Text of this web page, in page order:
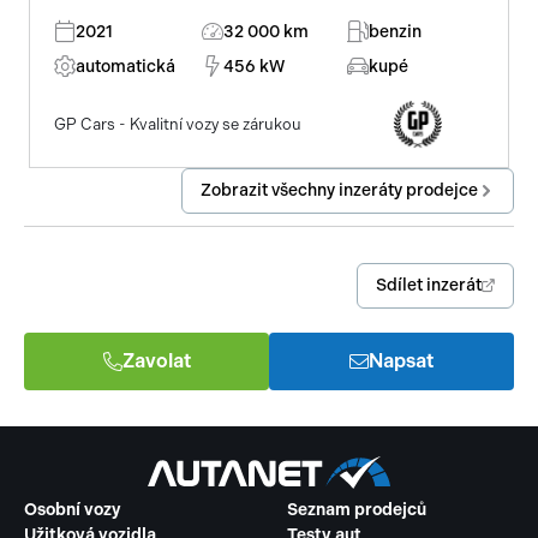
2021 32 000 km
benzin
automatická
456 kW kupé
GP Cars - Kvalitní vozy se zárukou
Zobrazit všechny inzeráty prodejce
Sdílet inzerát
Zavolat Napsat
Osobní vozy
Seznam prodejců